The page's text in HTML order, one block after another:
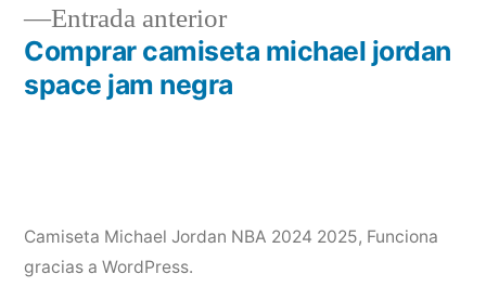
entradas
Entrada anteriorEntrada
anterior:
Comprar camiseta michael jordan
space jam negra
Camiseta Michael Jordan NBA 2024 2025, Funciona
gracias a WordPress.